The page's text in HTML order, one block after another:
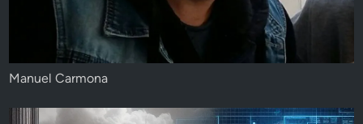
Manuel Carmona